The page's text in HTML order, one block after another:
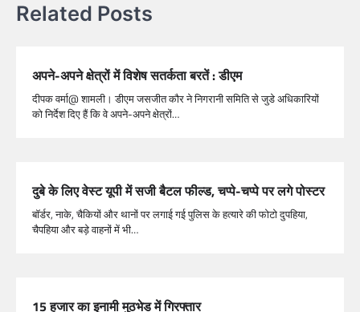
Related Posts
अपने-अपने क्षेत्रों में विशेष सतर्कता बरतें : डीएम
दीपक वर्मा@ शामली। डीएम जसजीत कौर ने निगरानी समिति से जुडे अधिकारियों
को निर्देश दिए हैं कि वे अपने-अपने क्षेत्रों…
दुबे के लिए वेस्ट यूपी में सजी बैटल फील्ड, चप्पे-चप्पे पर लगे पोस्टर
बॉर्डर, नाके, चैकियों और थानों पर लगाई गई पुलिस के हत्यारे की फोटो दुपहिया,
चैपहिया और बड़े वाहनों में भी…
15 हजार का इनामी मुठभेड में गिरफ्तार